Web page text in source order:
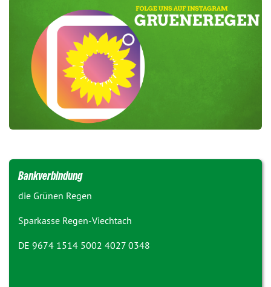
Bankverbindung
die Grünen Regen
Sparkasse Regen-Viechtach
DE 9674 1514 5002 4027 0348